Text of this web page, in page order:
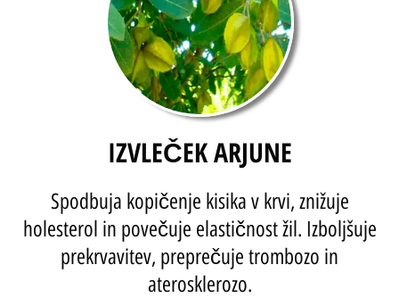
IZVLEČEK ARJUNE
Spodbuja kopičenje kisika v krvi, znižuje
holesterol in povečuje elastičnost žil. Izboljšuje
prekrvavitev, preprečuje trombozo in
aterosklerozo.